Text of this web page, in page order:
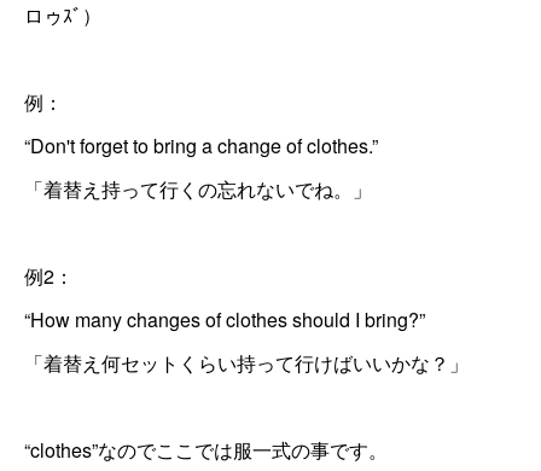
ロゥｽﾞ）
例：
“Don't forget to bring a change of clothes.”
「着替え持って行くの忘れないでね。」
例2：
“How many changes of clothes should I bring?”
「着替え何セットくらい持って行けばいいかな？」
“clothes”なのでここでは服一式の事です。